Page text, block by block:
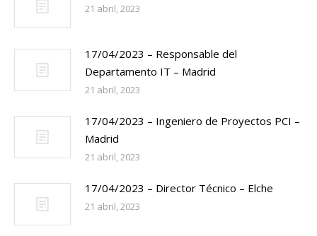
21 abril, 2023
17/04/2023 – Responsable del
Departamento IT – Madrid
21 abril, 2023
17/04/2023 – Ingeniero de Proyectos PCI –
Madrid
21 abril, 2023
17/04/2023 – Director Técnico – Elche
21 abril, 2023